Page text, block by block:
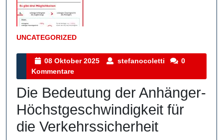
UNCATEGORIZED
Kategorie
08 Oktober 2025
08
2025
stefanocoletti stefanocoletti
0
Kommentare
Die Bedeutung der Anhänger-
Höchstgeschwindigkeit für
die Verkehrssicherheit